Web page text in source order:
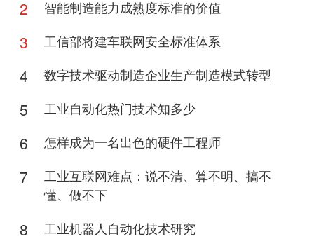
2 智能制造能力成熟度标准的价值
3 工信部将建车联网安全标准体系
4 数字技术驱动制造企业生产制造模式转型
5 工业自动化热门技术知多少
6 怎样成为一名出色的硬件工程师
7
工业互联网难点：说不清、算不明、搞不
懂、做不下
8 工业机器人自动化技术研究